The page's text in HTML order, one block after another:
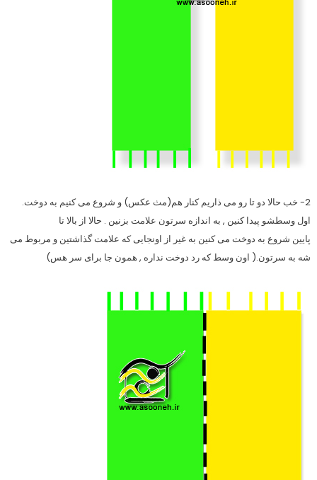
2- خب حالا دو تا رو می ذاریم کنار هم(مث عکس) و شروع می کنیم به دوخت.
اول وسطشو پیدا کنین , به اندازه سرتون علامت بزنین . حالا از بالا تا
پایین شروع به دوخت می کنین به غیر از اونجایی که علامت گذاشتین و مربوط می
شه به سرتون.( اون وسط که رد دوخت نداره , همون جا برای سر هس)